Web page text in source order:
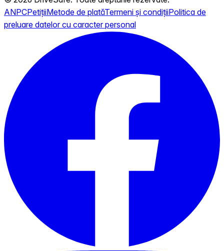
ANPCPetițiiMetode de platăTermeni și condițiiPolitica de
preluare datelor cu caracter personal